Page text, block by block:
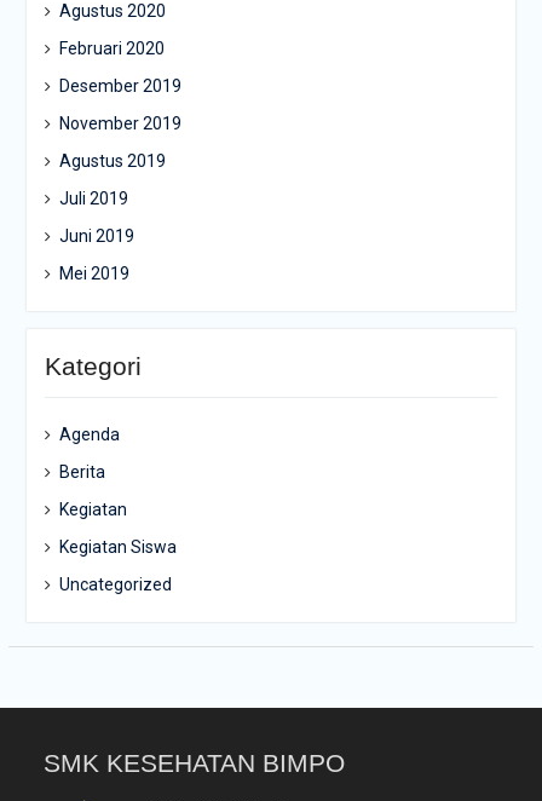
Agustus 2020
Februari 2020
Desember 2019
November 2019
Agustus 2019
Juli 2019
Juni 2019
Mei 2019
Kategori
Agenda
Berita
Kegiatan
Kegiatan Siswa
Uncategorized
SMK KESEHATAN BIMPO